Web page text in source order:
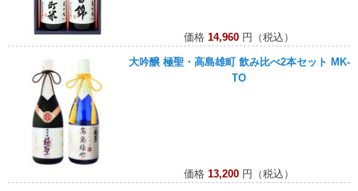
価格 14,960 円（税込）
大吟醸 極聖・高島雄町 飲み比べ2本セット MK-
TO
価格 13,200 円（税込）